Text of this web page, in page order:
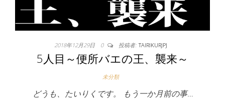
2018年12月29日 0 投稿者: TAIRIKURJPJ
5人目～便所バエの王、襲来～
未分類
どうも、たいりくです。 もう一か月前の事…